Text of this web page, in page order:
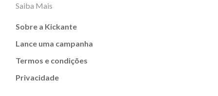
Saiba Mais
Sobre a Kickante
Lance uma campanha
Termos e condições
Privacidade